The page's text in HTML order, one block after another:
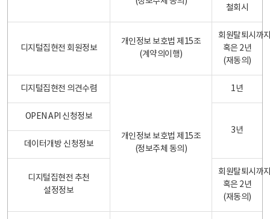
철회시
디지털집현전 회원정보
개인정보 보호법 제15조
(계약의이행)
회원탈퇴시까
혹은 2년
(재동의)
디지털집현전 의견수렴
개인정보 보호법 제15조
(정보주체 동의)
1년
OPEN API 신청정보
3년
데이터개방 신청정보
디지털집현전 추천
설정정보
회원탈퇴시까
혹은 2년
(재동의)